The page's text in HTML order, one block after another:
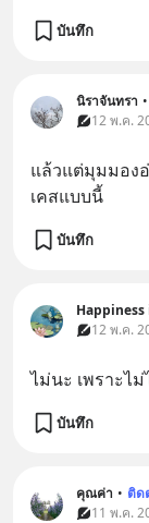
บันทึก
นิราจันทรา •
12 พ.ค.
แล้วแต่มุมมอง
เคสแบบนี้
บันทึก
12 พ.ค.
ไม่นะ เพราะไ
บันทึก
คุณค่า • ติด
11 พ.ค.